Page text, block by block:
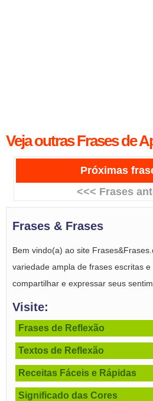
Veja outras Frases de
Próximas
<<< Frases
Frases & Frases
Bem vindo(a) ao site
variedade ampla de frases escritas
compartilhar e expressar seus
Visite:
Frases de Reflexão
Textos de Reflexão
Receitas Fáceis e Rápidas
Significado das Cores